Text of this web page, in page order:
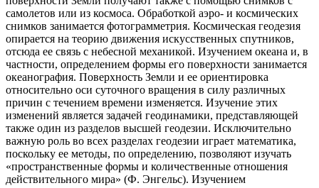
самолетов или из космоса. Обработкой аэро- и космических
снимков занимается фотограмметрия. Космическая геодезия
опирается на теорию движения искусственных спутников,
отсюда ее связь с небесной механикой. Изучением океана и, в
частности, определением формы его поверхности занимается
океанография. Поверхность Земли и ее ориентировка
относительно оси суточного вращения в силу различных
причин с течением времени изменяется. Изучение этих
изменений является задачей геодинамики, представляющей
также один из разделов высшей геодезии. Исключительно
важную роль во всех разделах геодезии играет математика,
поскольку ее методы, по определению, позволяют изучать
«пространственные формы и количественные отношения
действительного мира» (Ф. Энгельс). Изучением